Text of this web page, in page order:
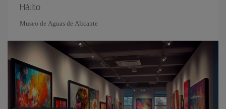
Hálito
Museo de Aguas de Alicante